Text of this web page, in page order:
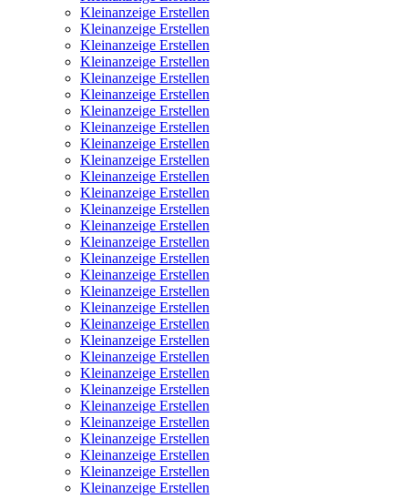
Kleinanzeige Erstellen
Kleinanzeige Erstellen
Kleinanzeige Erstellen
Kleinanzeige Erstellen
Kleinanzeige Erstellen
Kleinanzeige Erstellen
Kleinanzeige Erstellen
Kleinanzeige Erstellen
Kleinanzeige Erstellen
Kleinanzeige Erstellen
Kleinanzeige Erstellen
Kleinanzeige Erstellen
Kleinanzeige Erstellen
Kleinanzeige Erstellen
Kleinanzeige Erstellen
Kleinanzeige Erstellen
Kleinanzeige Erstellen
Kleinanzeige Erstellen
Kleinanzeige Erstellen
Kleinanzeige Erstellen
Kleinanzeige Erstellen
Kleinanzeige Erstellen
Kleinanzeige Erstellen
Kleinanzeige Erstellen
Kleinanzeige Erstellen
Kleinanzeige Erstellen
Kleinanzeige Erstellen
Kleinanzeige Erstellen
Kleinanzeige Erstellen
Kleinanzeige Erstellen